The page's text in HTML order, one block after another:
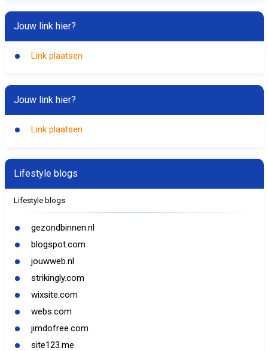
Jouw link hier?
Link plaatsen
Jouw link hier?
Link plaatsen
Lifestyle blogs
Lifestyle blogs
gezondbinnen.nl
blogspot.com
jouwweb.nl
strikingly.com
wixsite.com
webs.com
jimdofree.com
site123.me